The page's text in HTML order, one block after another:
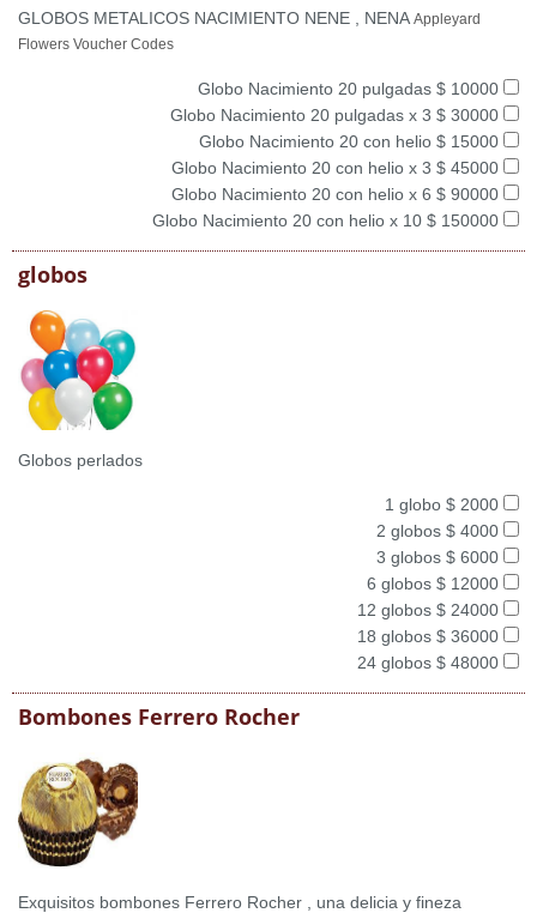
GLOBOS METALICOS NACIMIENTO NENE , NENA Appleyard
Flowers Voucher Codes
Globo Nacimiento 20 pulgadas $ 10000
Globo Nacimiento 20 pulgadas x 3 $ 30000
Globo Nacimiento 20 con helio $ 15000
Globo Nacimiento 20 con helio x 3 $ 45000
Globo Nacimiento 20 con helio x 6 $ 90000
Globo Nacimiento 20 con helio x 10 $ 150000
globos
Globos perlados
1 globo $ 2000
2 globos $ 4000
3 globos $ 6000
6 globos $ 12000
12 globos $ 24000
18 globos $ 36000
24 globos $ 48000
Bombones Ferrero Rocher
Exquisitos bombones Ferrero Rocher , una delicia y fineza